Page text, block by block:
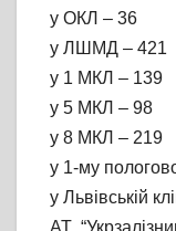
у ОКЛ – 36
у ЛШМД – 421
у 1 МКЛ – 139
у 5 МКЛ – 98
у 8 МКЛ – 219
у 1-му
у Львівській